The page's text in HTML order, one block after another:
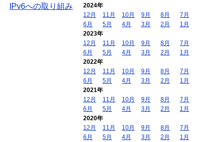
IPv6への取り組み
2024年
12月
11月 10月 9月 8月
7月
6月
5月 4月 3月 2月
1月
2023年
12月
11月 10月 9月 8月
7月
6月
5月 4月 3月 2月
1月
2022年
12月
11月 10月 9月 8月
7月
6月
5月 4月 3月 2月
1月
2021年
12月
11月 10月 9月 8月
7月
6月
5月 4月 3月 2月
1月
2020年
12月
11月 10月 9月 8月
7月
6月
5月 4月 3月 2月
1月